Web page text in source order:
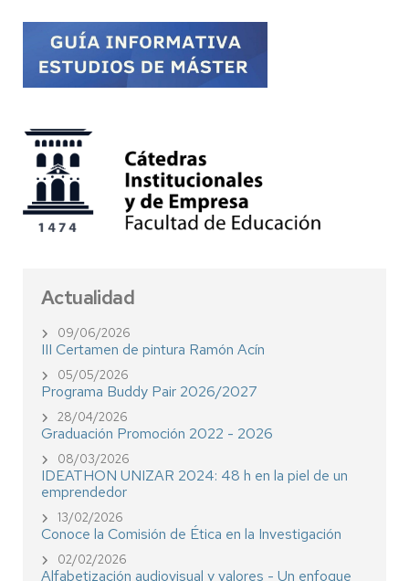
Actualidad
09/06/2026
III Certamen de pintura Ramón Acín
05/05/2026
Programa Buddy Pair 2026/2027
28/04/2026
Graduación Promoción 2022 - 2026
08/03/2026
IDEATHON UNIZAR 2024: 48 h en la piel de un
emprendedor
13/02/2026
Conoce la Comisión de Ética en la Investigación
02/02/2026
Alfabetización audiovisual y valores - Un enfoque